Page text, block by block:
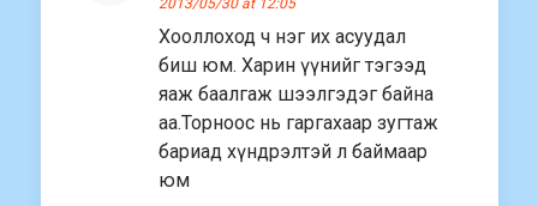
2013/05/30 at 12:05
Хооллоход ч нэг их асуудал
биш юм. Харин үүнийг тэгээд
яаж баалгаж шээлгэдэг байна
аа.Торноос нь гаргахаар зугтаж
бариад хүндрэлтэй л баймаар
юм